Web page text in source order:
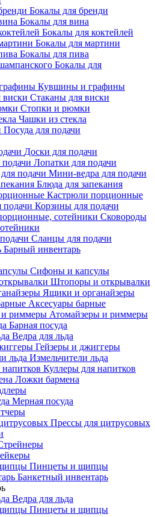
Бокалы для бренди
Бокалы для вина
Бокалы для коктейлей
Бокалы для мартини
Бокалы для пива
Бокалы для
Кувшины и графины
Стаканы для виски
Стопки и рюмки
Чашки из стекла
Посуда для подачи
Доски для подачи
Лопатки для подачи
Мини-ведра для подачи
Блюда для запекания
Кастрюли порционные
Корзины для подачи
Сковороды
Сланцы для подачи
Барный инвентарь
Сифоны и капсулы
Штопоры и открывалки
Ящики и органайзеры
Аксесуары барные
Атомайзеры и риммеры
Барная посуда
Ведра для льда
Гейзеры и джиггеры
Измельчители льда
Куллеры для напитков
Ложки бармена
Мерная посуда
Прессы для цитрусовых
Пинцеты и щипцы
Банкетный инвентарь
Ведра для льда
Пинцеты и щипцы